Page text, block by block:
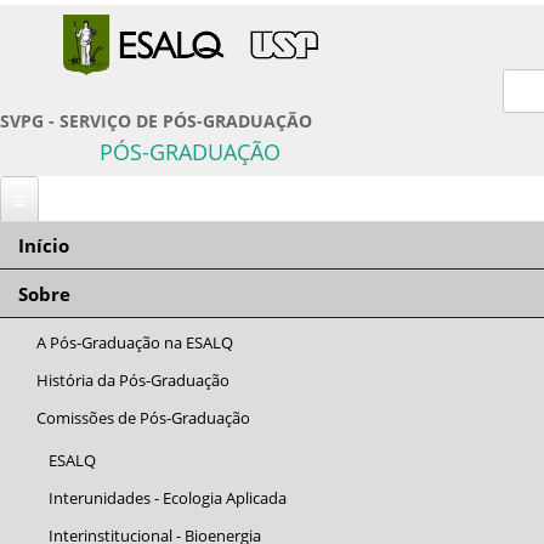
SVPG - SERVIÇO DE PÓS-GRADUAÇÃO
PÓS-GRADUAÇÃO
Início
Sobre
A Pós-Graduação na ESALQ
História da Pós-Graduação
Comissões de Pós-Graduação
ESALQ
Interunidades - Ecologia Aplicada
Interinstitucional - Bioenergia
Você está aqui
PAE - Programa de Aperfeiçoamento de Ensino
O que é?